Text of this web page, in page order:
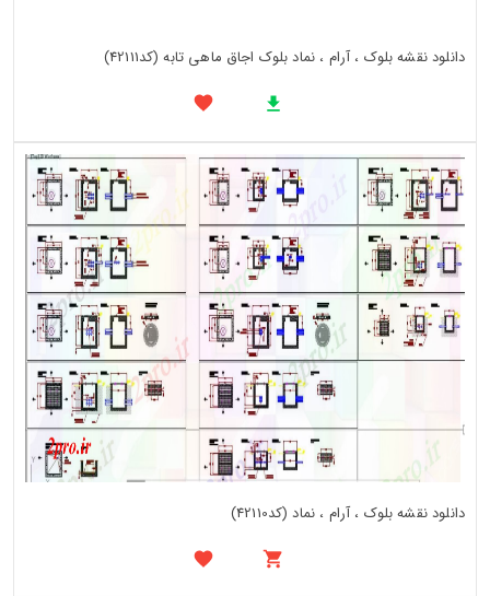
دانلود نقشه بلوک ، آرام ، نماد بلوک اجاق ماهی تابه (کد42111)
دانلود نقشه بلوک ، آرام ، نماد (کد42110)